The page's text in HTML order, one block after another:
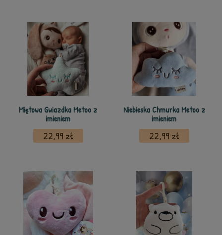
Miętowa Gwiazdka Metoo z
imieniem
22,99 zł
Niebieska Chmurka Metoo z
imieniem
22,99 zł